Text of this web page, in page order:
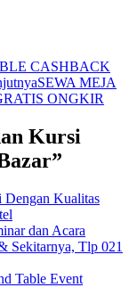
CASHBACK
SEWA MEJA
ONGKIR
Kursi
Dengan Kualitas
dan Acara
Sekitarnya, Tlp 021
Table Event